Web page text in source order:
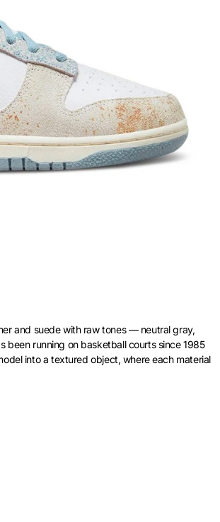
and suede with raw tones — neutral gray,
been running on basketball courts since 1985
into a textured object, where each material
grip on the ground. The muted contrasts — no